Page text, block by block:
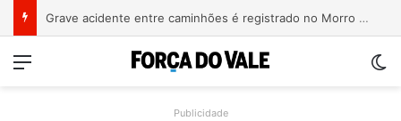
COMUI e Univates planejam ações voltadas à população idosa de Roca Sales
Menu
Publicidade